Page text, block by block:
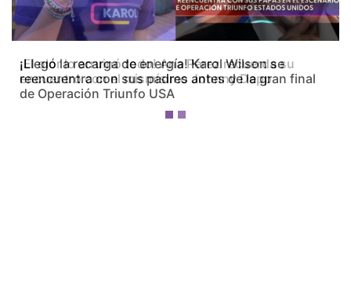
¡El olor lo arruinó todo! Ana Pérez recuerda su
encuentro con el mismísimo Johnny Depp